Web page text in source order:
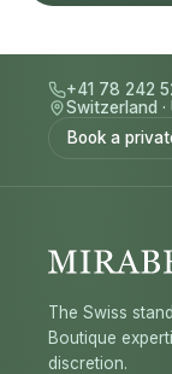
+41 78 242
Switzerland ·
Book a
The Swiss
Boutique
discretion.